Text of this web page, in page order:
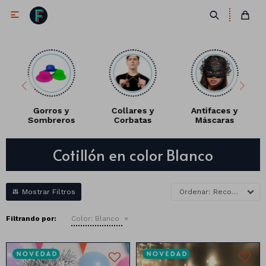

Gorros y
Sombreros
Collares y
Corbatas
Antifaces y
Máscaras
Cotillón en color Blanco
Recomendados
Filtrando por: Color: Blanco
Antifaces
Máscaras
Moños
Cañones
Vinchas